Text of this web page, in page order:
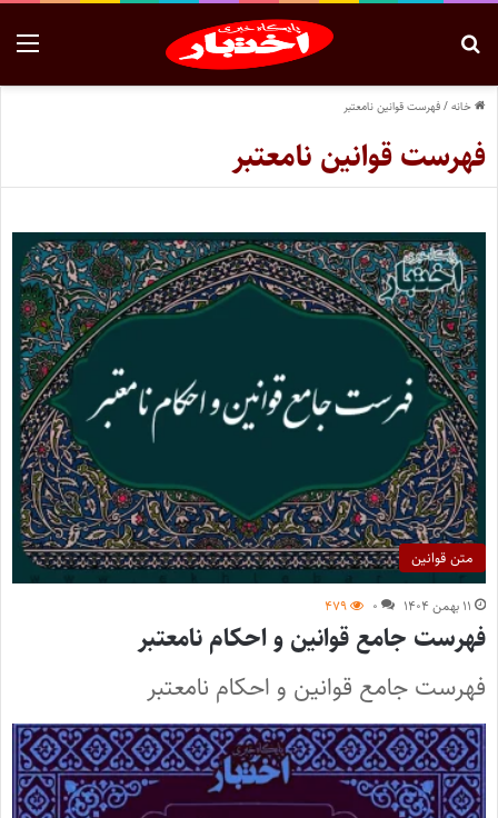
خانه/فهرست قوانین نامعتبر
فهرست قوانین نامعتبر
متن قوانین
۱۱ بهمن ۱۴۰۴ ۰ ۴۷۹
فهرست جامع قوانین و احکام نامعتبر
فهرست جامع قوانین و احکام نامعتبر